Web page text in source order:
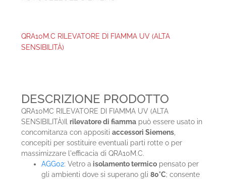
QRA10M.C RILEVATORE DI FIAMMA UV (ALTA
SENSIBILITÀ)
DESCRIZIONE PRODOTTO
QRA10MC RILEVATORE DI FIAMMA UV (ALTA
SENSIBILITÀ)Ilrilevatore di fiamma può essere usato in
concomitanza con appositiaccessori Siemens
concepiti per sostituire eventuali parti rotte o per
massimizzare l'efficacia di QRA10M.C.
AGG02: Vetro a isolamento termico pensato per
gli ambienti dove si superano gli80°C; consente